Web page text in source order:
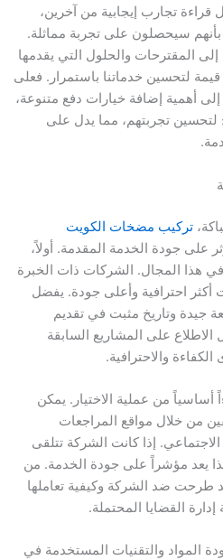
قراءة تجارب إيجابية من آخرين،
بأنهم سيحصلون على تجربة مماثلة.
المقترحات والحلول التي يقدمها
قيمة لتحسين خدماتنا باستمرار. فعلى
إلى أهمية إضافة خيارات دفع متنوعة،
لتحسين تجربتهم، مما يدل على
تركيب مضخات الكويت
على جودة الخدمة المقدمة. أولاً،
هذا المجال. الشركات ذات الخبرة
أكثر احترافية وأعلى جودة. يفضل
جيدة وتاريخ مثبت في تقديم
على المشاريع السابقة
والاحترافية.
أساسياً من عملية الاختيار. يمكن
من خلال مواقع المراجعات
إذا كانت الشركة تتلقى
يعد مؤشراً على جودة الخدمة. من
ضد الشركة وكيفية تعاملها
القضايا المحتملة.
المواد والتقنيات المستخدمة في